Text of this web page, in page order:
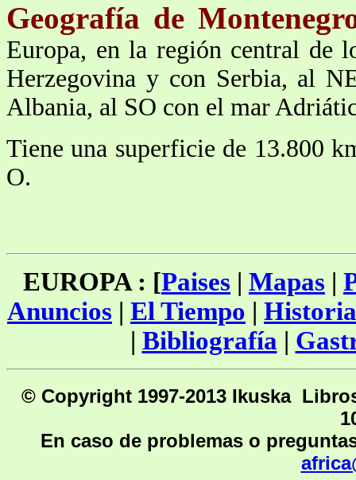
Geografía de
Europa, en la región central de
Herzegovina y con Serbia, al
Albania, al SO con el mar
Tiene una superficie de 13.800
O.
EUROPA : [Paises | Mapas |
Anuncios | El Tiempo | Historia
| Bibliografía |
© Copyright 1997-2013
En caso de problemas o